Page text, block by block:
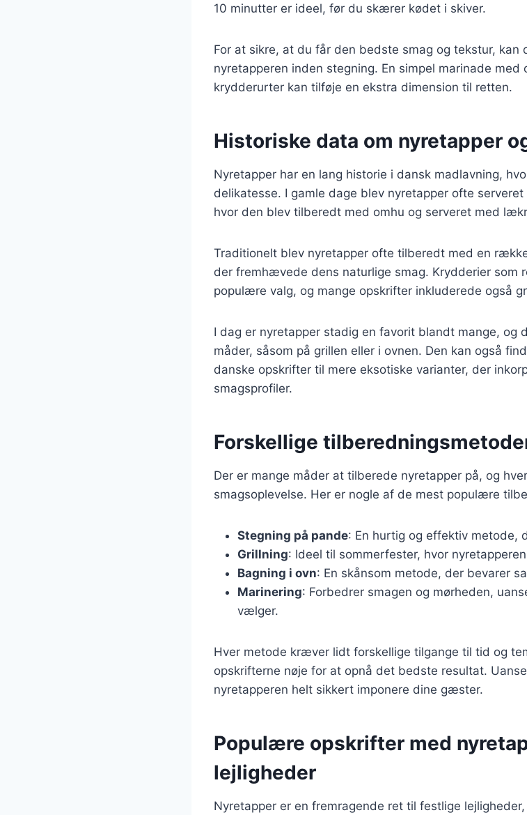
10 minutter er ideel, før du skærer kødet i skiver.
For at sikre, at du får den bedste smag og tekstur, kan
nyretapperen inden stegning. En simpel marinade med
krydderurter kan tilføje en ekstra dimension til retten.
Historiske data om nyretapper
Nyretapper har en lang historie i dansk madlavning,
delikatesse. I gamle dage blev nyretapper ofte
hvor den blev tilberedt med omhu og serveret med
Traditionelt blev nyretapper ofte tilberedt med en
der fremhævede dens naturlige smag. Krydderier som
populære valg, og mange opskrifter inkluderede også
I dag er nyretapper stadig en favorit blandt mange, og
måder, såsom på grillen eller i ovnen. Den kan også
danske opskrifter til mere eksotiske varianter, der
smagsprofiler.
Forskellige
Der er mange måder at tilberede nyretapper på, og
smagsoplevelse. Her er nogle af de mest populære
Stegning på pande: En hurtig og effektiv metode,
Grillning: Ideel til sommerfester, hvor
Bagning i ovn: En skånsom metode, der bevarer
Marinering: Forbedrer smagen og mørheden,
vælger.
Hver metode kræver lidt forskellige tilgange til tid og
opskrifterne nøje for at opnå det bedste resultat.
nyretapperen helt sikkert imponere dine gæster.
Populære opskrifter med
lejligheder
Nyretapper er en fremragende ret til festlige